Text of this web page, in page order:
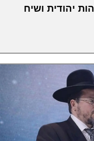
יהודית ושיח